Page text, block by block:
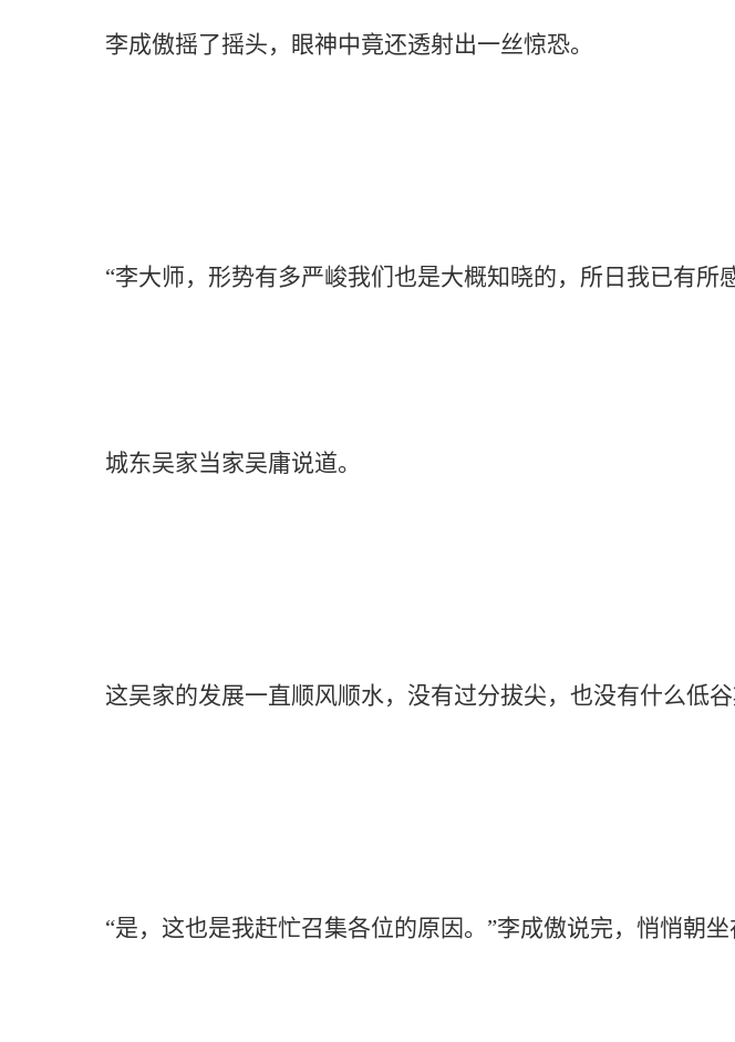
李成傲摇了摇头，眼神中竟还透射出一丝惊恐。
“李大师，形势有多严峻我们也是大概知晓的，所日我已有所感
城东吴家当家吴庸说道。
这吴家的发展一直顺风顺水，没有过分拔尖，也没有什么低谷期
“是，这也是我赶忙召集各位的原因。”李成傲说完，悄悄朝坐在